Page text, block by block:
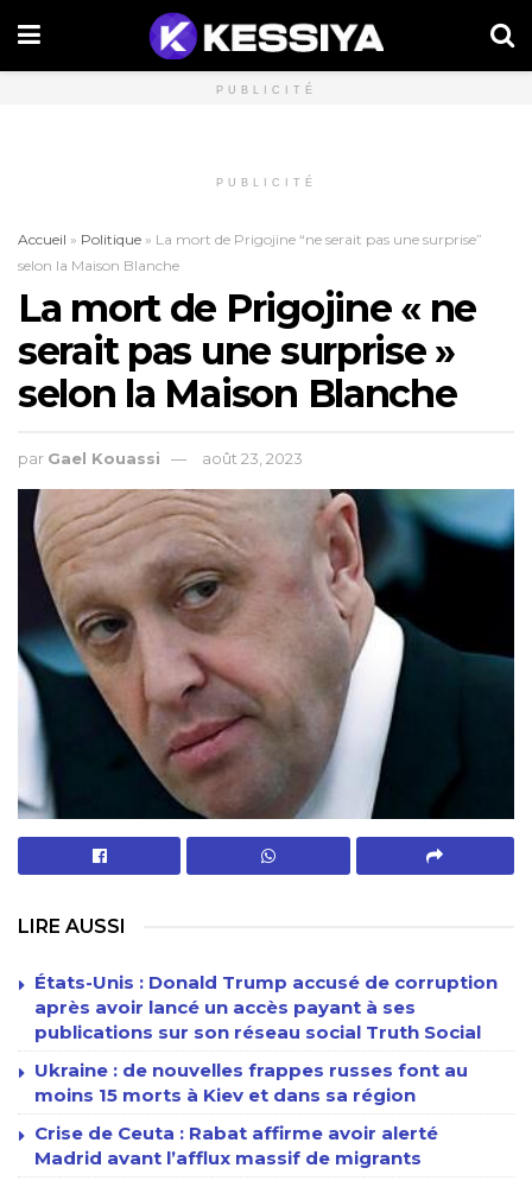
PUBLICITÉ
PUBLICITÉ
Accueil » Politique » La mort de Prigojine “ne serait pas une surprise”
selon la Maison Blanche
La mort de Prigojine « ne
serait pas une surprise »
selon la Maison Blanche
par Gael Kouassi août 23, 2023
LIRE AUSSI
États-Unis : Donald Trump accusé de corruption
après avoir lancé un accès payant à ses
publications sur son réseau social Truth Social
Ukraine : de nouvelles frappes russes font au
moins 15 morts à Kiev et dans sa région
Crise de Ceuta : Rabat affirme avoir alerté
Madrid avant l’afflux massif de migrants